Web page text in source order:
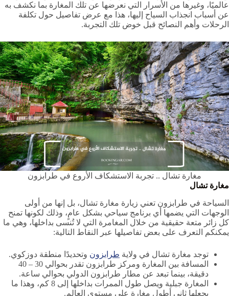
عالميًا، وغيرها من الأسرار التي نعرضها عن تلك المغارة بما نكشف به
عن أسباب انجذاب السياح إليها، هذا مع عرض تفاصيل حول تكلفة
الرحلات وأهم النصائح قبل خوض تلك التجربة.
مغارة تشال .. تجربة الاستشكاف الأروع في طرابزون
مغارة تشال
السياحة في طرابزون تعني زيارة مغارة تشال، بل إنها من أولى
الوجهات التي يضمها أي برنامج سياحي بشكل عامٍ، وذلك لكونها تمنح
كل زائر متعة حقيقية من خلال المغامرة التي لا تُنسى بداخلها، وهي ما
يمكنكم التعرف على بعض تفاصيلها عبر النقاط التالية:
توجد مغارة تشال في ولاية طرابزون وتحديدًا منطقة دوزكوي.
المسافة بين المغارة ومركز طرابزون تقدر بحوالي 30 – 40
دقيقة، بينما تبعد عن مطار طرابزون الدولي بحوالي ساعة.
المغارة جبلية ويصل طول الممرات بداخلها إلى 8 كم، وهذا ما
يجعلها ثاني أطول مغارة على مستوى العالم.